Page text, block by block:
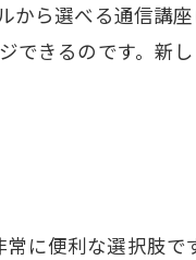
ら選べる通信講
きるのです。新
に便利な選択肢